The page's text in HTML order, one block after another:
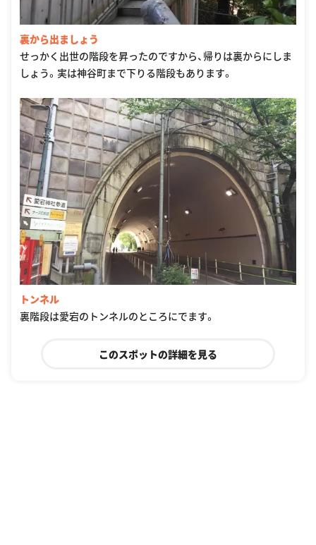
裏から出ましょう
せっかく出世の階段を昇ったのですから、帰りは裏からにしま
しょう。実は神谷町まで下りる階段もあります。
トンネル
裏階段は愛宕のトンネルのところにでます。
このスポットの詳細を見る